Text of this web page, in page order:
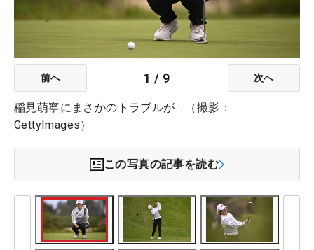
前へ 1 / 9 次へ
稲見萌寧にまさかのトラブルが… （撮影：
GettyImages）
この写真の記事を読む